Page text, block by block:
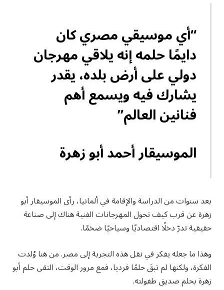
“أي موسيقي مصري كان
دايمًا حلمه إنه يلاقي مهرجان
دولي على أرض بلده، يقدر
يشارك فيه ويسمع أهم
فنانين العالم”
الموسيقار أحمد أبو زهرة
بعد سنوات من الدراسة والإقامة في ألمانيا، رأى الموسيقار أبو
زهرة عن قرب كيف تحول المهرجانات الفنية هناك إلى صناعة
حقيقية تدرّ دخلًا اقتصاديًا وسياحيًا ضخمًا.
وهذا ما جعله يفكر في نقل هذه التجربة إلى مصر. من هنا وُلدت
الفكرة، ولكنها لم تبقَ حلمًا فرديا، فمع مرور الوقت، التقى حلم أبو
زهرة بحلم صديق طفولته.